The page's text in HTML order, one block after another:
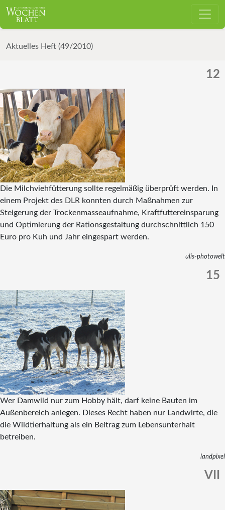
Aktuelles Heft (49/2010)
12
Die Milchviehfütterung sollte regelmäßig überprüft werden. In
einem Projekt des DLR konnten durch Maßnahmen zur
Steigerung der Trockenmasseaufnahme, Kraftfuttereinsparung
und Optimierung der Rationsgestaltung durchschnittlich 150
Euro pro Kuh und Jahr eingespart werden.
ulis-photowelt
15
Wer Damwild nur zum Hobby hält, darf keine Bauten im
Außenbereich anlegen. Dieses Recht haben nur Landwirte, die
die Wildtierhaltung als ein Beitrag zum Lebensunterhalt
betreiben.
landpixel
VII